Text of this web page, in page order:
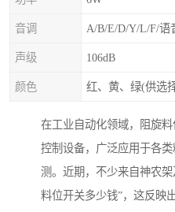
音调 A/B/E/D/Y/L/F/语
声级 106dB
颜色 红、黄、绿(供选
在工业自动化领域，阻旋
控制设备，广泛应用于各
测。近期，不少来自神农
料位开关多少钱”，这反映